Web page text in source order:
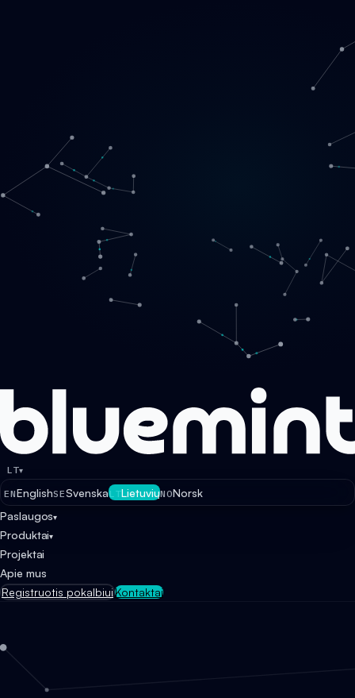
Paslaugos ▾
Produktai
LT▾
ENEnglishSESvenskaLTLietuviųNONorsk
Paslaugos▾
Produktai▾
Projektai
Apie mus
Registruotis pokalbiuiKontaktai